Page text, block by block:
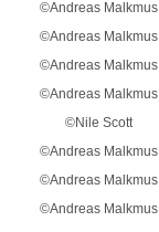
©Andreas Malkmus
©Andreas Malkmus
©Andreas Malkmus
©Andreas Malkmus
©Nile Scott
©Andreas Malkmus
©Andreas Malkmus
©Andreas Malkmus